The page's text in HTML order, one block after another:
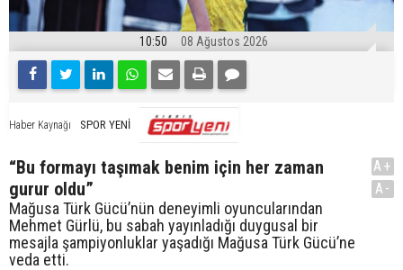
10:50 08 Ağustos 2026
Haber Kaynağı SPOR YENİ
“Bu formayı taşımak benim için her zaman
gurur oldu”
Mağusa Türk Gücü’nün deneyimli oyuncularından
Mehmet Gürlü, bu sabah yayınladığı duygusal bir
mesajla şampiyonluklar yaşadığı Mağusa Türk Gücü’ne
veda etti.
A+
A-